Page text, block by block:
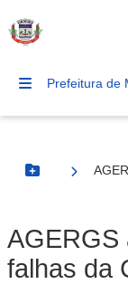
Prefeitura de
Botão Menu
AGERGS
falhas da